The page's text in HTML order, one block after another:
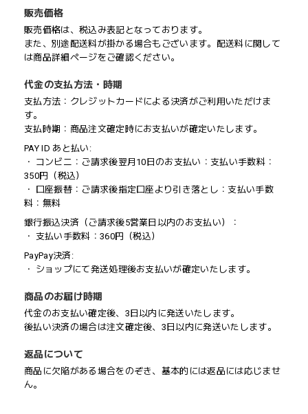
販売価格
販売価格は、税込み表記となっております。
また、別途配送料が掛かる場合もございます。配送料に関して
は商品詳細ページをご確認ください。
代金の支払方法・時期
支払方法：クレジットカードによる決済がご利用いただけま
す。
支払時期：商品注文確定時にお支払いが確定いたします。
PAY ID あと払い:
・ コンビニ：ご請求後翌月10日のお支払い：支払い手数料：
350円（税込）
・ 口座振替：ご請求後指定口座より引き落とし：支払い手数
料：無料
銀行振込決済（ご請求後5営業日以内のお支払い）：
・ 支払い手数料：360円（税込）
PayPay決済:
・ ショップにて発送処理後お支払いが確定いたします。
商品のお届け時期
代金のお支払い確定後、3日以内に発送いたします。
後払い決済の場合は注文確定後、3日以内に発送いたします。
返品について
商品に欠陥がある場合をのぞき、基本的には返品には応じませ
ん。